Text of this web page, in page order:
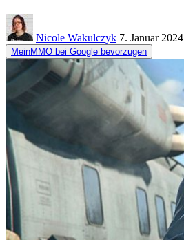
Nicole Wakulczyk 7. Januar 2024
MeinMMO bei Google bevorzugen